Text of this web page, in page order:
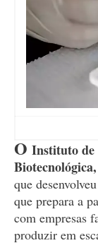
O Instituto de
que
que prepara a
com empresas
produzir em